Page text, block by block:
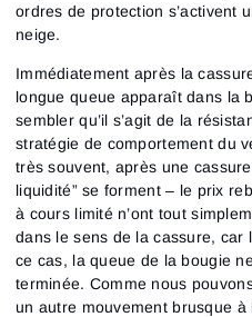
ordres de protection s’activent
neige.
Immédiatement après la
longue queue apparaît dans la
sembler qu’il s’agit de la
stratégie de comportement du
très souvent, après une
liquidité” se forment – le prix
à cours limité n’ont tout
dans le sens de la cassure, car
ce cas, la queue de la bougie
terminée. Comme nous
un autre mouvement brusque